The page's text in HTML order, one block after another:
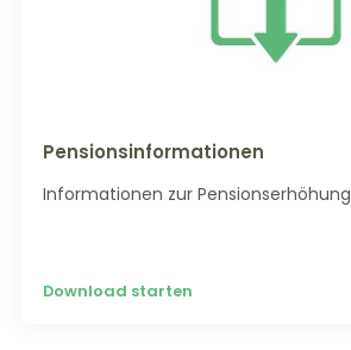
Pensionsinformationen
Informationen zur Pensionserhöhung
Download starten